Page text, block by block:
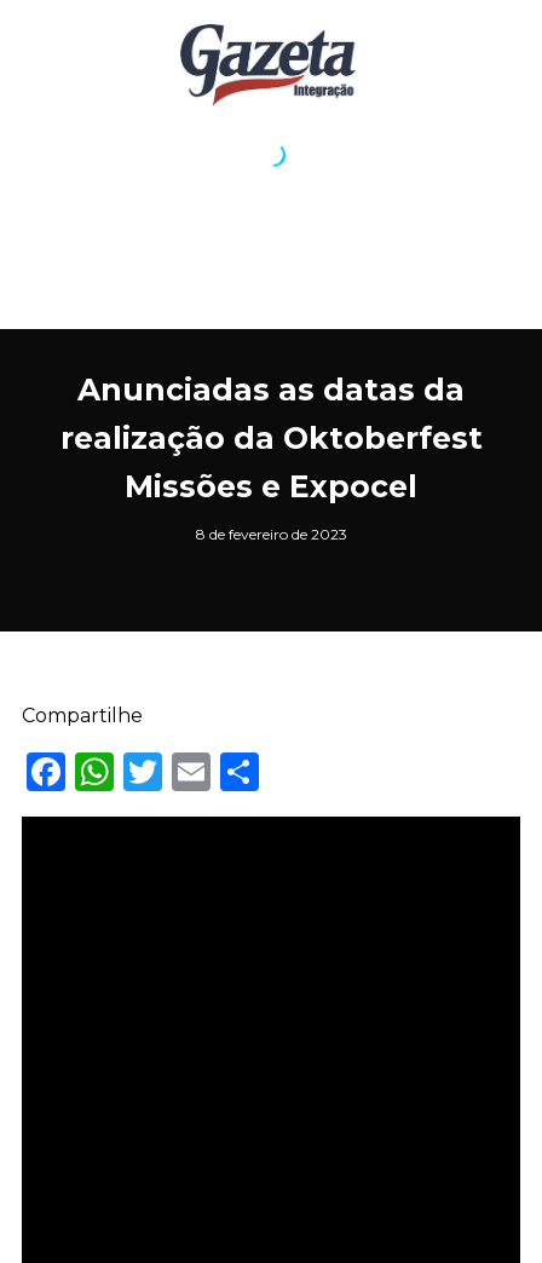
Anunciadas as datas da
realização da Oktoberfest
Missões e Expocel
8 de fevereiro de 2023
Compartilhe
Facebook
WhatsApp
Twitter
EmailShare